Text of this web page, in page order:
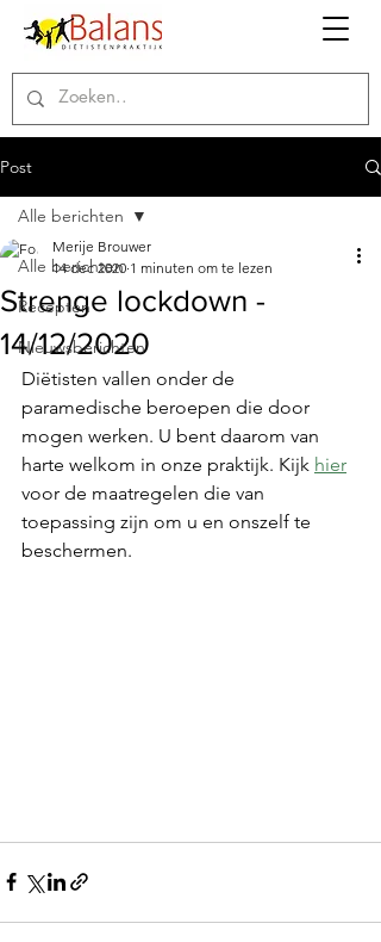
Post
Alle berichten
Recepten
Nieuwsberichten
Alle berichten
Strenge lockdown -
14/12/2020
Merije Brouwer
14 dec 2020 1 minuten om te lezen
Diëtisten vallen onder de
paramedische beroepen die door
mogen werken. U bent daarom van
harte welkom in onze praktijk. Kijk hier
voor de maatregelen die van
toepassing zijn om u en onszelf te
beschermen.